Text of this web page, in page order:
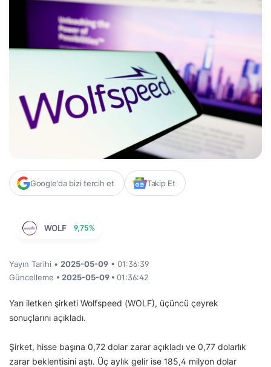
Google'da bizi tercih et Takip Et
WOLF 9,75%
Yayın Tarihi • 2025-05-09 • 01:36:39
Güncelleme • 2025-05-09 • 01:36:42
Yarı iletken şirketi Wolfspeed (WOLF), üçüncü çeyrek
sonuçlarını açıkladı.
Şirket, hisse başına 0,72 dolar zarar açıkladı ve 0,77 dolarlık
zarar beklentisini aştı. Üç aylık gelir ise 185,4 milyon dolar